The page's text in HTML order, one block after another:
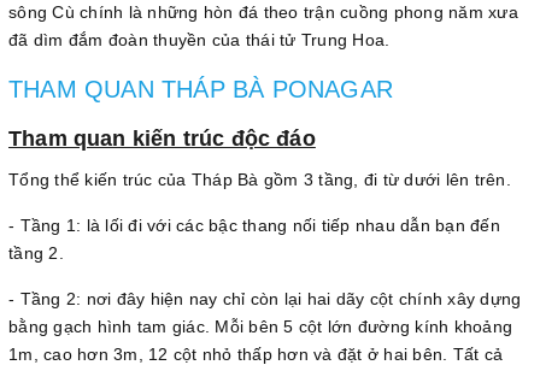
sông Cù chính là những hòn đá theo trận cuồng phong năm xưa
đã dìm đắm đoàn thuyền của thái tử Trung Hoa.
THAM QUAN THÁP BÀ PONAGAR
Tham quan kiến trúc độc đáo
Tổng thể kiến trúc của Tháp Bà gồm 3 tầng, đi từ dưới lên trên.
- Tầng 1: là lối đi với các bậc thang nối tiếp nhau dẫn bạn đến
tầng 2.
- Tầng 2: nơi đây hiện nay chỉ còn lại hai dãy cột chính xây dựng
bằng gạch hình tam giác. Mỗi bên 5 cột lớn đường kính khoảng
1m, cao hơn 3m, 12 cột nhỏ thấp hơn và đặt ở hai bên. Tất cả